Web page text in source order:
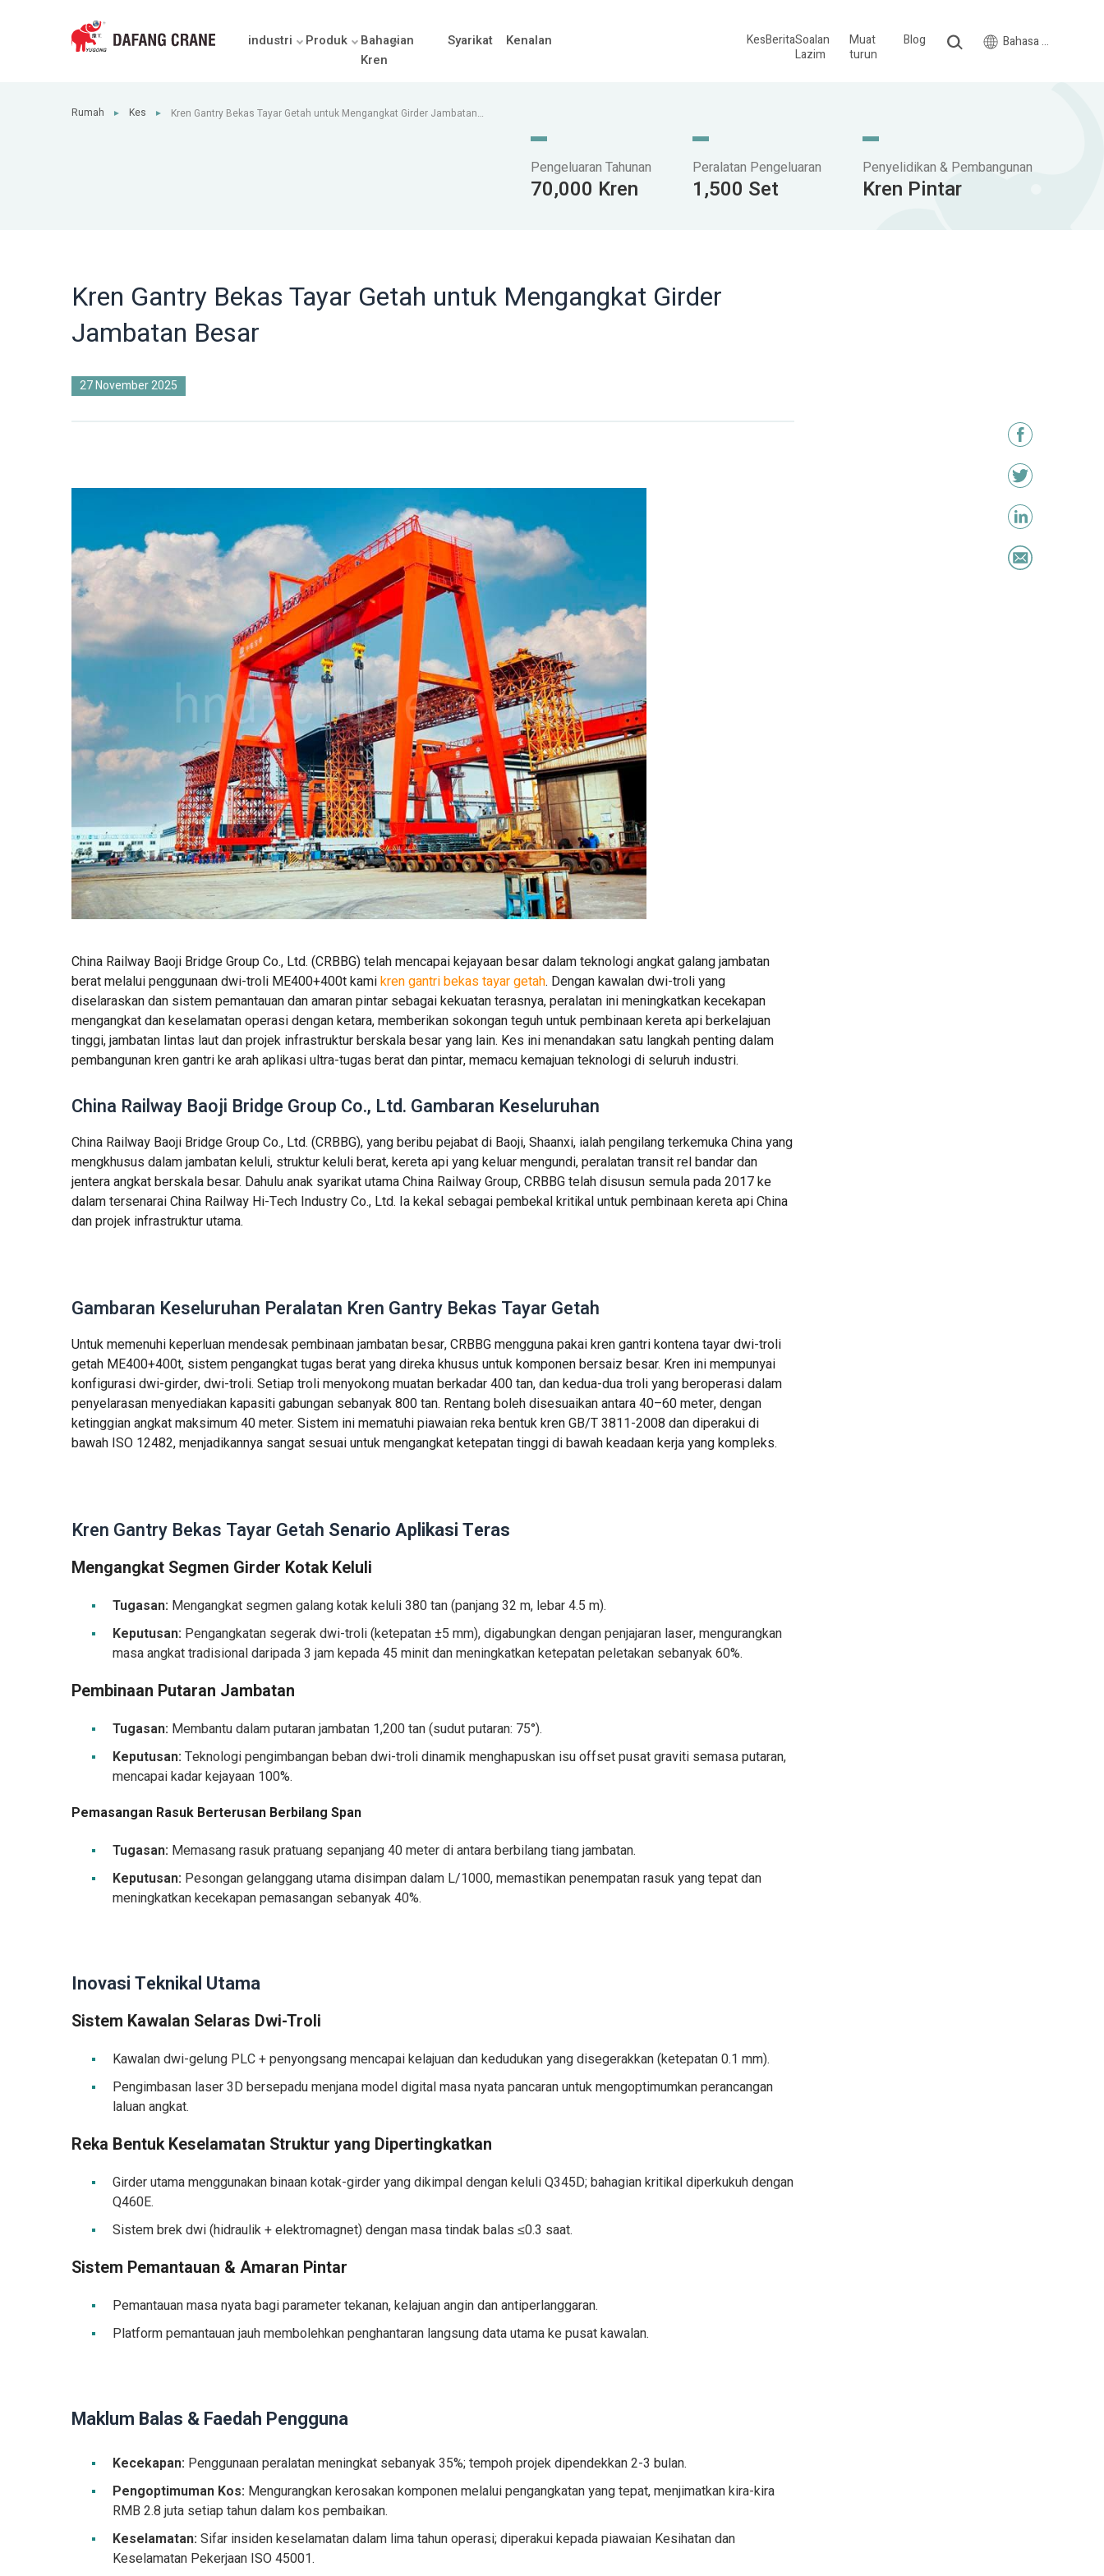
industri Produk
Bahagian
Kren
Syarikat Kenalan KesBeritaSoalan
Lazim
Muat
turun
Blog Bahasa Melayu
Rumah ► Kes ►
Kren Gantry Bekas Tayar Getah untuk Mengangkat Girder Jambatan
Pengeluaran Tahunan
70,000 Kren
Peralatan Pengeluaran
1,500 Set
Penyelidikan & Pembangunan
Kren Pintar
Kren Gantry Bekas Tayar Getah untuk Mengangkat Girder
Jambatan Besar
27 November 2025
China Railway Baoji Bridge Group Co., Ltd. (CRBBG) telah mencapai kejayaan besar dalam teknologi angkat galang jambatan
berat melalui penggunaan dwi-troli ME400+400t kamikren gantri bekas tayar getah. Dengan kawalan dwi-troli yang
diselaraskan dan sistem pemantauan dan amaran pintar sebagai kekuatan terasnya, peralatan ini meningkatkan kecekapan
mengangkat dan keselamatan operasi dengan ketara, memberikan sokongan teguh untuk pembinaan kereta api berkelajuan
tinggi, jambatan lintas laut dan projek infrastruktur berskala besar yang lain. Kes ini menandakan satu langkah penting dalam
pembangunan kren gantri ke arah aplikasi ultra-tugas berat dan pintar, memacu kemajuan teknologi di seluruh industri.
China Railway Baoji Bridge Group Co., Ltd. Gambaran Keseluruhan
China Railway Baoji Bridge Group Co., Ltd. (CRBBG), yang beribu pejabat di Baoji, Shaanxi, ialah pengilang terkemuka China yang
mengkhusus dalam jambatan keluli, struktur keluli berat, kereta api yang keluar mengundi, peralatan transit rel bandar dan
jentera angkat berskala besar. Dahulu anak syarikat utama China Railway Group, CRBBG telah disusun semula pada 2017 ke
dalam tersenarai China Railway Hi-Tech Industry Co., Ltd. Ia kekal sebagai pembekal kritikal untuk pembinaan kereta api China
dan projek infrastruktur utama.
Gambaran Keseluruhan Peralatan Kren Gantry Bekas Tayar Getah
Untuk memenuhi keperluan mendesak pembinaan jambatan besar, CRBBG mengguna pakai kren gantri kontena tayar dwi-troli
getah ME400+400t, sistem pengangkat tugas berat yang direka khusus untuk komponen bersaiz besar. Kren ini mempunyai
konfigurasi dwi-girder, dwi-troli. Setiap troli menyokong muatan berkadar 400 tan, dan kedua-dua troli yang beroperasi dalam
penyelarasan menyediakan kapasiti gabungan sebanyak 800 tan. Rentang boleh disesuaikan antara 40–60 meter, dengan
ketinggian angkat maksimum 40 meter. Sistem ini mematuhi piawaian reka bentuk kren GB/T 3811-2008 dan diperakui di
bawah ISO 12482, menjadikannya sangat sesuai untuk mengangkat ketepatan tinggi di bawah keadaan kerja yang kompleks.
Kren Gantry Bekas Tayar Getah Senario Aplikasi Teras
Mengangkat Segmen Girder Kotak Keluli
Tugasan: Mengangkat segmen galang kotak keluli 380 tan (panjang 32 m, lebar 4.5 m).
Keputusan: Pengangkatan segerak dwi-troli (ketepatan ±5 mm), digabungkan dengan penjajaran laser, mengurangkan
masa angkat tradisional daripada 3 jam kepada 45 minit dan meningkatkan ketepatan peletakan sebanyak 60%.
Pembinaan Putaran Jambatan
Tugasan: Membantu dalam putaran jambatan 1,200 tan (sudut putaran: 75°).
Keputusan: Teknologi pengimbangan beban dwi-troli dinamik menghapuskan isu offset pusat graviti semasa putaran,
mencapai kadar kejayaan 100%.
Pemasangan Rasuk Berterusan Berbilang Span
Tugasan: Memasang rasuk pratuang sepanjang 40 meter di antara berbilang tiang jambatan.
Keputusan: Pesongan gelanggang utama disimpan dalam L/1000, memastikan penempatan rasuk yang tepat dan
meningkatkan kecekapan pemasangan sebanyak 40%.
Inovasi Teknikal Utama
Sistem Kawalan Selaras Dwi-Troli
Kawalan dwi-gelung PLC + penyongsang mencapai kelajuan dan kedudukan yang disegerakkan (ketepatan 0.1 mm).
Pengimbasan laser 3D bersepadu menjana model digital masa nyata pancaran untuk mengoptimumkan perancangan
laluan angkat.
Reka Bentuk Keselamatan Struktur yang Dipertingkatkan
Girder utama menggunakan binaan kotak-girder yang dikimpal dengan keluli Q345D; bahagian kritikal diperkukuh dengan
Q460E.
Sistem brek dwi (hidraulik + elektromagnet) dengan masa tindak balas ≤0.3 saat.
Sistem Pemantauan & Amaran Pintar
Pemantauan masa nyata bagi parameter tekanan, kelajuan angin dan antiperlanggaran.
Platform pemantauan jauh membolehkan penghantaran langsung data utama ke pusat kawalan.
Maklum Balas & Faedah Pengguna
Kecekapan: Penggunaan peralatan meningkat sebanyak 35%; tempoh projek dipendekkan 2-3 bulan.
Pengoptimuman Kos: Mengurangkan kerosakan komponen melalui pengangkatan yang tepat, menjimatkan kira-kira
RMB 2.8 juta setiap tahun dalam kos pembaikan.
Keselamatan: Sifar insiden keselamatan dalam lima tahun operasi; diperakui kepada piawaian Kesihatan dan
Keselamatan Pekerjaan ISO 45001.